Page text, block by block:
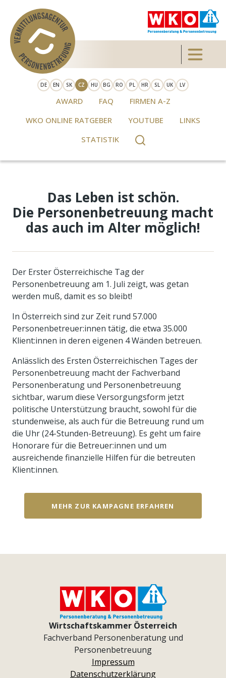
Skip to main content Toggle
DE EN SK CZ HU BG RO PL HR SL UK LV
AWARD FAQ
FIRMEN A-Z
WKO ONLINE RATGEBER
YOUTUBE
LINKS
STATISTIK
Das Leben ist schön.
Die Personenbetreuung macht
das auch im Alter möglich!
Der Erster Österreichische Tag der
Personenbetreuung am 1. Juli zeigt, was getan
werden muß, damit es so bleibt!
In Österreich sind zur Zeit rund 57.000
Personenbetreuer:innen tätig, die etwa 35.000
Klient:innen in deren eigenen 4 Wänden betreuen.
Anlässlich des Ersten Österreichischen Tages der
Personenbetreuung macht der Fachverband
Personenberatung und Personenbetreuung
sichtbar, warum diese Versorgungsform jetzt
politische Unterstützung braucht, sowohl für die
stundenweise, als auch für die Betreuung rund um
die Uhr (24-Stunden-Betreuung). Es geht um faire
Honorare für die Betreuer:innen und um
ausreichende finanzielle Hilfen für die betreuten
Klient:innen.
MEHR ZUR KAMPAGNE ERFAHREN
Wirtschaftskammer Österreich
Fachverband Personenberatung und
Personenbetreuung
Impressum
Datenschutzerklärung